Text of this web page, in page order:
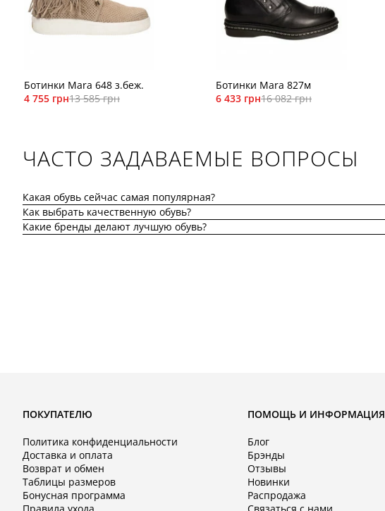
Ботинки Mara 648 з.беж.
4 755 грн13 585 грн
Ботинки Mara 827м
6 433 грн16 082 грн
ЧАСТО ЗАДАВАЕМЫЕ ВОПРОСЫ
Какая обувь сейчас самая популярная?
Как выбрать качественную обувь?
Какие бренды делают лучшую обувь?
ПОКУПАТЕЛЮ
Политика конфиденциальности
Доставка и оплата
Возврат и обмен
Таблицы размеров
Бонусная программа
ПОМОЩЬ И ИНФОРМАЦИЯ
Блог
Брэнды
Отзывы
Новинки
Распродажа